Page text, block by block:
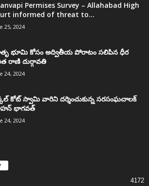
Permises Survey – Allahabad High
informed of threat to...
25, 2024
భూమి కోసం అద్వితీయ పోరాటం సలిపిన ధీర
రాణి దుర్గావతి
24, 2024
కోట్‌ స్వామి వారిని దర్శించుకున్న సరసంఘచాలక్
భాగవత్
24, 2024
4172